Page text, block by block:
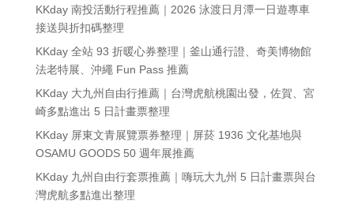
KKday 南投活動行程推薦｜2026 泳渡日月潭一日遊專車
接送與折扣碼整理
KKday 全站 93 折暖心券整理｜釜山通行證、奇美博物館
法老特展、沖繩 Fun Pass 推薦
KKday 大九州自由行推薦｜台灣虎航桃園出發，佐賀、宮
崎多點進出 5 日計畫票整理
KKday 屏東文青展覽票券整理｜屏菸 1936 文化基地與
OSAMU GOODS 50 週年展推薦
KKday 九州自由行套票推薦｜嗨玩大九州 5 日計畫票與台
灣虎航多點進出整理